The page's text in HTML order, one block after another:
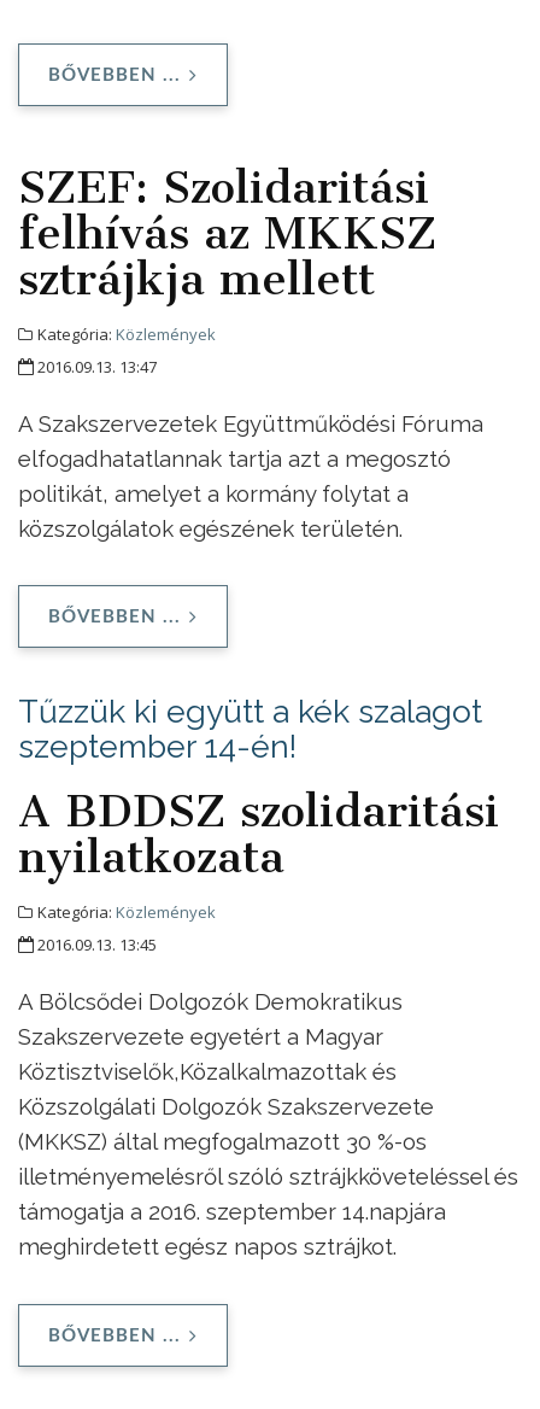
BŐVEBBEN ...
SZEF: Szolidaritási
felhívás az MKKSZ
sztrájkja mellett
Kategória: Közlemények
2016.09.13. 13:47
A Szakszervezetek Együttműködési Fóruma
elfogadhatatlannak tartja azt a megosztó
politikát, amelyet a kormány folytat a
közszolgálatok egészének területén.
BŐVEBBEN ...
Tűzzük ki együtt a kék szalagot
szeptember 14-én!
A BDDSZ szolidaritási
nyilatkozata
Kategória: Közlemények
2016.09.13. 13:45
A Bölcsődei Dolgozók Demokratikus
Szakszervezete egyetért a Magyar
Köztisztviselők,Közalkalmazottak és
Közszolgálati Dolgozók Szakszervezete
(MKKSZ) által megfogalmazott 30 %-os
illetményemelésről szóló sztrájkköveteléssel és
támogatja a 2016. szeptember 14.napjára
meghirdetett egész napos sztrájkot.
BŐVEBBEN ...